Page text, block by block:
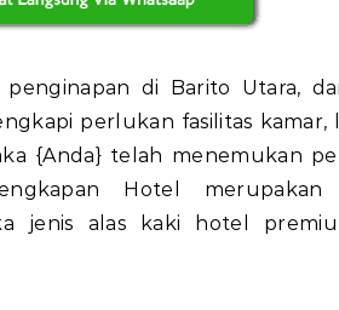
penginapan di Barito Utara,
perlukan fasilitas kamar,
{Anda} telah menemukan
Hotel
jenis alas kaki hotel